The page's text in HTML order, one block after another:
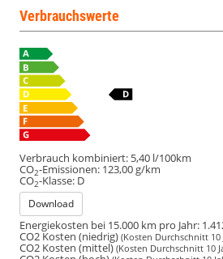
Verbrauchswerte
Verbrauch kombiniert: 5,40 l/100km
CO2-Emissionen: 123,00 g/km
CO2-Klasse: D
Download
Energiekosten bei 15.000 km pro Jahr:
CO2 Kosten (niedrig) (Kosten Durchschnitt 10
CO2 Kosten (mittel)(Kosten Durchschnitt 10